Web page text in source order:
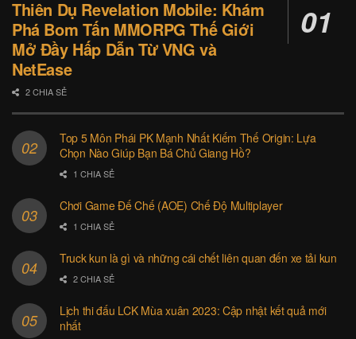
Thiên Dụ Revelation Mobile: Khám
Phá Bom Tấn MMORPG Thế Giới
Mở Đầy Hấp Dẫn Từ VNG và
NetEase
2 CHIA SẺ
Top 5 Môn Phái PK Mạnh Nhất Kiếm Thế Origin: Lựa
Chọn Nào Giúp Bạn Bá Chủ Giang Hồ?
1 CHIA SẺ
Chơi Game Đế Chế (AOE) Chế Độ Multiplayer
1 CHIA SẺ
Truck kun là gì và những cái chết liên quan đến xe tải kun
2 CHIA SẺ
Lịch thi đấu LCK Mùa xuân 2023: Cập nhật kết quả mới
nhất